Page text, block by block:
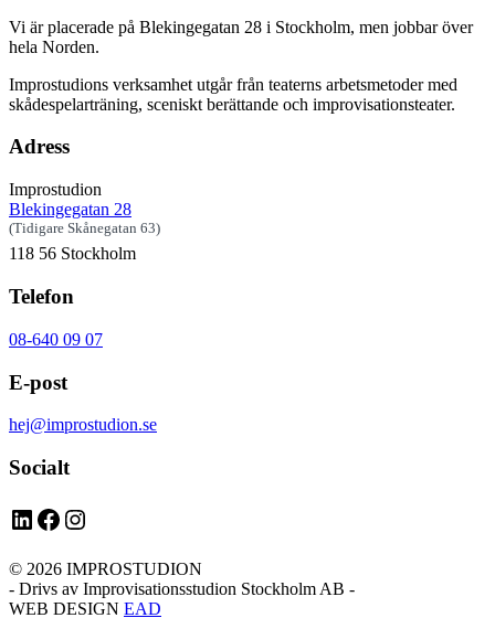
Vi är placerade på Blekingegatan 28 i Stockholm, men jobbar över
hela Norden.
Improstudions verksamhet utgår från teaterns arbetsmetoder med
skådespelarträning, sceniskt berättande och improvisationsteater.
Adress
Improstudion
Blekingegatan 28
(Tidigare Skånegatan 63)
118 56 Stockholm
Telefon
08-640 09 07
E-post
hej@improstudion.se
Socialt
LinkedIn
Facebook
Instagram
© 2026 IMPROSTUDION
- Drivs av Improvisationsstudion Stockholm AB -
WEB DESIGN EAD